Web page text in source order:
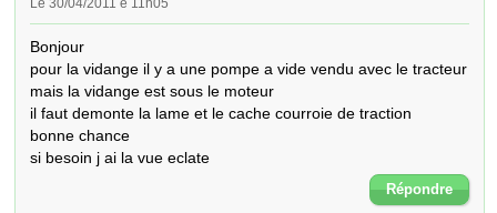
Le 30/04/2011 é 11h05
Bonjour
pour la vidange il y a une pompe a vide vendu avec le tracteur
mais la vidange est sous le moteur
il faut demonte la lame et le cache courroie de traction
bonne chance
si besoin j ai la vue eclate
Répondre